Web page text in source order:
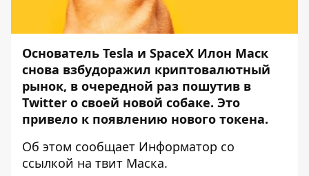
Основатель Teslа и SpaceX Илон Маск
снова взбудоражил криптовалютный
рынок, в очередной раз пошутив в
Twitter о своей новой собаке. Это
привело к появлению нового токена.
Об этом сообщает Информатор со
ссылкой на твит Маска.